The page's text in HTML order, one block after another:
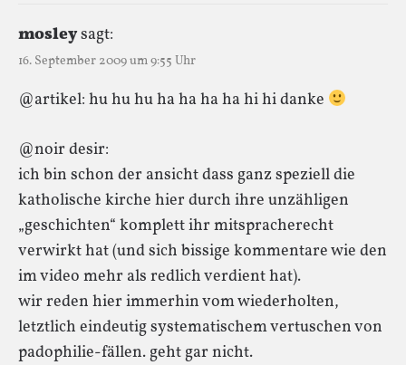
mosleysagt:
16. September 2009 um 9:55 Uhr
@artikel: hu hu hu ha ha ha ha hi hi danke
@noir desir:
ich bin schon der ansicht dass ganz speziell die
katholische kirche hier durch ihre unzähligen
„geschichten“ komplett ihr mitspracherecht
verwirkt hat (und sich bissige kommentare wie den
im video mehr als redlich verdient hat).
wir reden hier immerhin vom wiederholten,
letztlich eindeutig systematischem vertuschen von
padophilie-fällen. geht gar nicht.